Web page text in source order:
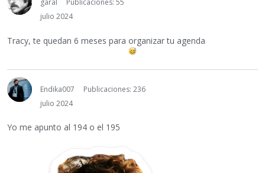
garal
Publicaciones: 55
julio 2024
Tracy, te quedan 6 meses para organizar tu agenda
Endika007
Publicaciones: 236
julio 2024
Yo me apunto al 194 o el 195